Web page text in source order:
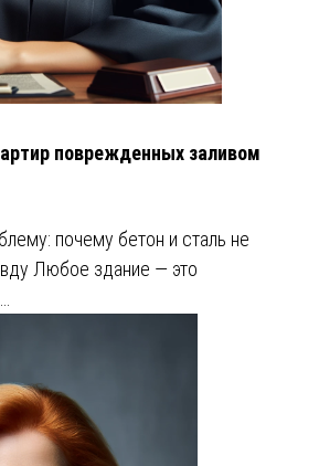
поврежденных заливом
почему бетон и сталь не
Любое здание — это